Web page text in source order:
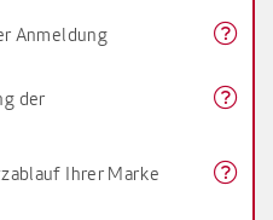
Anmeldung
der
Ihrer Marke